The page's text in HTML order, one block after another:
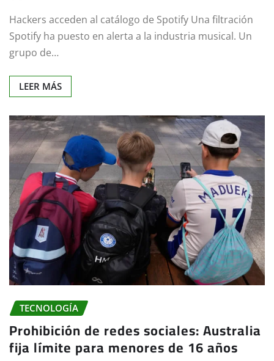
Hackers acceden al catálogo de Spotify Una filtración
Spotify ha puesto en alerta a la industria musical. Un
grupo de…
LEER MÁS
TECNOLOGÍA
Prohibición de redes sociales: Australia
fija límite para menores de 16 años